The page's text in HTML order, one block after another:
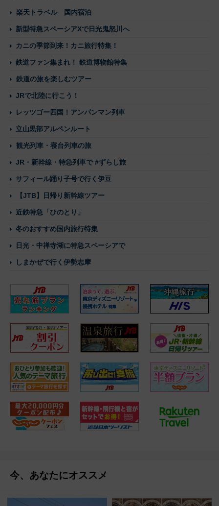
楽天トラベル 国内宿泊
新型特急スペーシアXで日光鬼怒川へ
カニの季節到来！カニ旅行特集！
鉄道ファン集まれ！ 鉄道博物館特集
鉄道の旅を楽しむツアー
JRで北陸に行こう！
レッツゴー四国！アンパンマン列車
立山黒部アルペンルート
観光列車・寝台列車の旅
JR・新幹線・特急列車で #ずらし旅
サフィール踊り子号で行く伊豆
【JTB】日帰り新幹線ツアー
近鉄特急「ひのとり」
冬のおすすめ国内旅行特集
日光・中禅寺湖に特急スペーシアで
しまかぜで行く伊勢志摩
今、あなたにオススメ